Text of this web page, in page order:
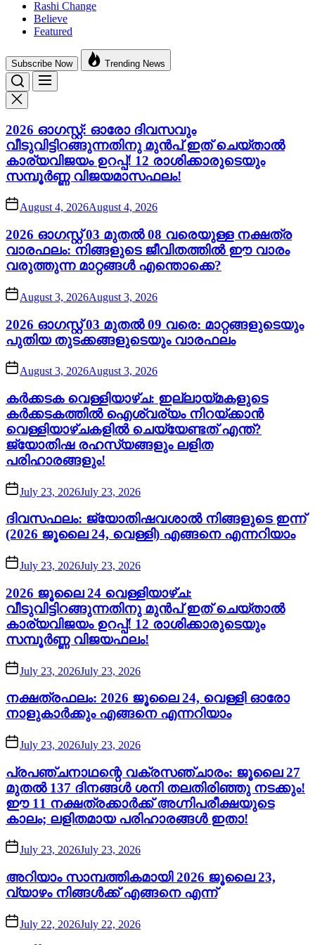
Rashi Change
Believe
Featured
Subscribe Now Trending News
2026 ഓഗസ്റ്റ്: ഓരോ ദിവസവും
വീടുവിട്ടിറങ്ങുന്നതിനു മുൻപ് ഇത് ചെയ്താൽ
കാര്യവിജയം ഉറപ്പ്! 12 രാശിക്കാരുടെയും
സമ്പൂർണ്ണ വിജയമാസഫലം!
August 4, 2026August 4, 2026
2026 ഓഗസ്റ്റ് 03 മുതൽ 08 വരെയുള്ള നക്ഷത്ര
വാരഫലം: നിങ്ങളുടെ ജീവിതത്തിൽ ഈ വാരം
വരുത്തുന്ന മാറ്റങ്ങൾ എന്തൊക്കെ?
August 3, 2026August 3, 2026
2026 ഓഗസ്റ്റ് 03 മുതൽ 09 വരെ: മാറ്റങ്ങളുടെയും
പുതിയ തുടക്കങ്ങളുടെയും വാരഫലം
August 3, 2026August 3, 2026
കർക്കടക വെള്ളിയാഴ്ച: ഇല്ലായ്മകളുടെ
കർക്കടകത്തിൽ ഐശ്വര്യം നിറയ്ക്കാൻ
വെള്ളിയാഴ്ചകളിൽ ചെയ്യേണ്ടത് എന്ത്?
ജ്യോതിഷ രഹസ്യങ്ങളും ലളിത
പരിഹാരങ്ങളും!
July 23, 2026July 23, 2026
ദിവസഫലം: ജ്യോതിഷവശാൽ നിങ്ങളുടെ ഇന്ന്‌
(2026 ജൂലൈ 24, വെള്ളി) എങ്ങനെ എന്നറിയാം
July 23, 2026July 23, 2026
2026 ജൂലൈ 24 വെള്ളിയാഴ്ച:
വീടുവിട്ടിറങ്ങുന്നതിനു മുൻപ് ഇത് ചെയ്താൽ
കാര്യവിജയം ഉറപ്പ്! 12 രാശിക്കാരുടെയും
സമ്പൂർണ്ണ വിജയഫലം!
July 23, 2026July 23, 2026
നക്ഷത്രഫലം: 2026 ജൂലൈ 24, വെള്ളി ഓരോ
നാളുകാർക്കും എങ്ങനെ എന്നറിയാം
July 23, 2026July 23, 2026
പ്രപഞ്ചനാഥന്റെ വക്രസഞ്ചാരം: ജൂലൈ 27
മുതൽ 137 ദിനങ്ങൾ ശനി തലതിരിഞ്ഞു നടക്കും!
ഈ 11 നക്ഷത്രക്കാർക്ക് അഗ്നിപരീക്ഷയുടെ
കാലം; ലളിതമായ പരിഹാരങ്ങൾ ഇതാ!
July 23, 2026July 23, 2026
അറിയാം സാമ്പത്തികമായി 2026 ജൂലൈ 23,
വ്യാഴം നിങ്ങൾക്ക് എങ്ങനെ എന്ന്
July 22, 2026July 22, 2026